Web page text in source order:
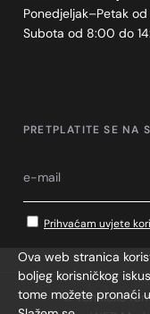
Ponedjeljak–Petak
Subota od 8:00 do
PRETPLATITE SE NA
Prihvaćam uvjete
© Tehničko
Ova web stranica
boljeg korisničkog
tome možete pronaći